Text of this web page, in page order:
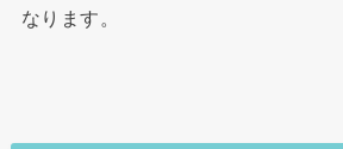
なります。